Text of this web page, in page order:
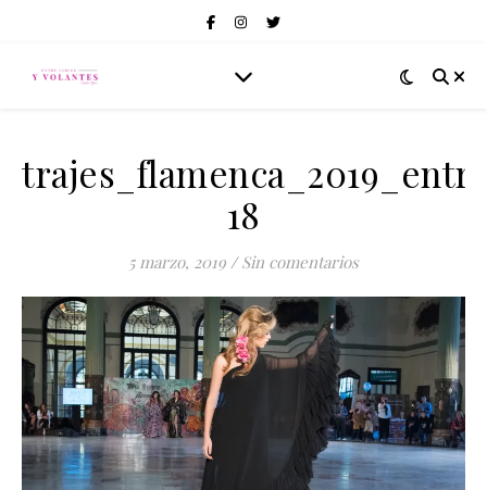
18
5 marzo, 2019 / Sin comentarios